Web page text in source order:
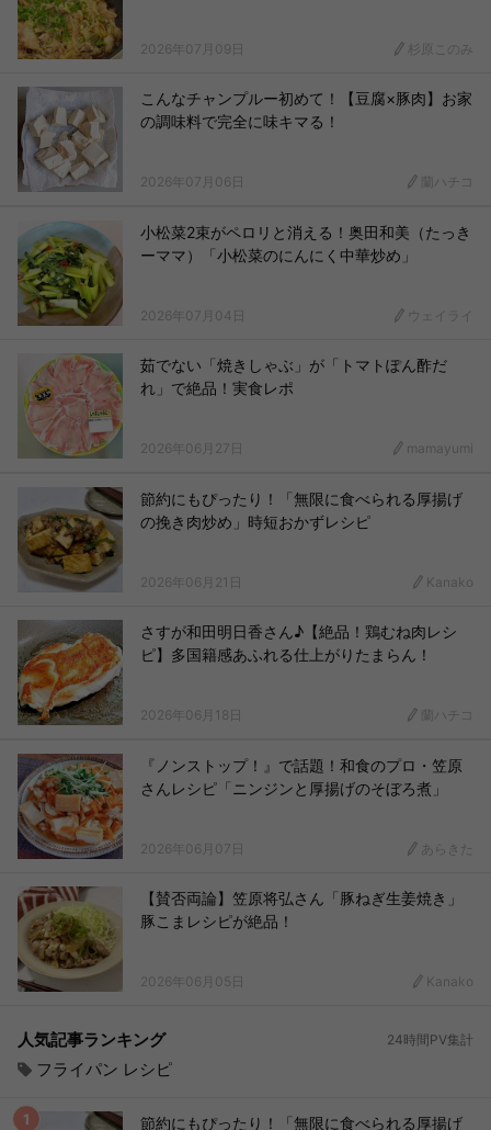
2026年07月09日 杉原このみ
こんなチャンプルー初めて！【豆腐×豚肉】お家
の調味料で完全に味キマる！
2026年07月06日 蘭ハチコ
小松菜2束がペロリと消える！奥田和美（たっき
ーママ）「小松菜のにんにく中華炒め」
2026年07月04日 ウェイライ
茹でない「焼きしゃぶ」が「トマトぽん酢だ
れ」で絶品！実食レポ
2026年06月27日 mamayumi
節約にもぴったり！「無限に食べられる厚揚げ
の挽き肉炒め」時短おかずレシピ
2026年06月21日 Kanako
さすが和田明日香さん♪【絶品！鶏むね肉レシ
ピ】多国籍感あふれる仕上がりたまらん！
2026年06月18日 蘭ハチコ
『ノンストップ！』で話題！和食のプロ・笠原
さんレシピ「ニンジンと厚揚げのそぼろ煮」
2026年06月07日 あらきた
【賛否両論】笠原将弘さん「豚ねぎ生姜焼き」
豚こまレシピが絶品！
2026年06月05日 Kanako
人気記事ランキング 24時間PV集計
フライパン レシピ
節約にもぴったり！「無限に食べられる厚揚げ